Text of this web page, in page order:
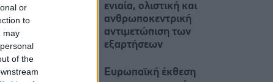
or
to
may
of the
ενιαία, ολιστική και
ανθρωποκεντρική
αντιμετώπιση των
εξαρτήσεων
Ευρωπαϊκή έκθεση